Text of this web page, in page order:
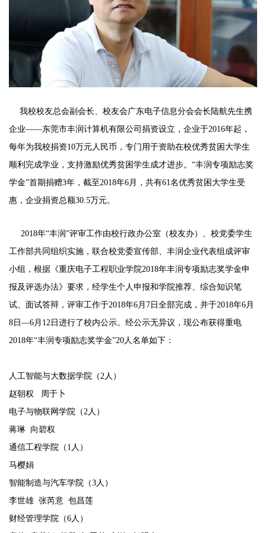
我校校友总会副会长、校友会广东电子信息分会会长陆航先生携
企业——东莞市丰润计算机有限公司捐资设立，企业于2016年起，
每年为我校捐资10万元人民币，专门用于资助在校优秀贫困大学生
顺利完成学业，支持激励优秀贫困学生成才进步。“丰润专项励志奖
学金”首期捐赠3年，截至2018年6月，共有61名优秀贫困大学生受
惠，企业捐资总额30.5万元。
2018年“丰润”评审工作由校行政办公室（校友办）、校党委学生
工作部共同组织实施，联合校党委宣传部、丰润企业代表组成评审
小组，根据《重庆电子工程职业学院2018年丰润专项励志奖学金申
报及评选办法》要求，经学生个人申报和学院推荐、综合知识笔
试、面试答辩，评审工作于2018年6月7日全部完成，并于2018年6月
8日—6月12日进行了校内公示。经公示无异议，现公布获得重电
2018年“丰润专项励志奖学金”20人名单如下：
人工智能与大数据学院（2人）
赵朝权 周于卜
电子与物联网学院（2人）
蒋琳 向碧权
通信工程学院（1人）
马樱娟
智能制造与汽车学院（3人）
李世雄 张芮意 包昌莲
财经管理学院（6人）